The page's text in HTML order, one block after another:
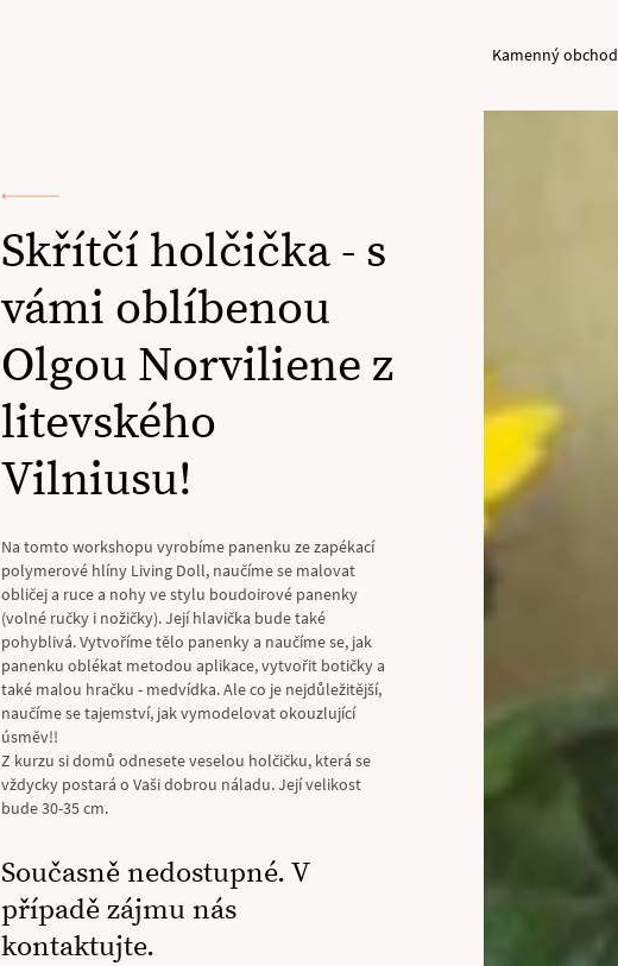
Kamenný obchod
Skřítčí holčička - s
vámi oblíbenou
Olgou Norviliene z
litevského
Vilniusu!
Na tomto workshopu vyrobíme panenku ze zapékací
polymerové hlíny Living Doll, naučíme se malovat
obličej a ruce a nohy ve stylu boudoirové panenky
(volné ručky i nožičky). Její hlavička bude také
pohyblivá. Vytvoříme tělo panenky a naučíme se, jak
panenku oblékat metodou aplikace, vytvořit botičky a
také malou hračku - medvídka. Ale co je nejdůležitější,
naučíme se tajemství, jak vymodelovat okouzlující
úsměv!!
Z kurzu si domů odnesete veselou holčičku, která se
vždycky postará o Vaši dobrou náladu. Její velikost
bude 30-35 cm.
Současně nedostupné. V
případě zájmu nás
kontaktujte.